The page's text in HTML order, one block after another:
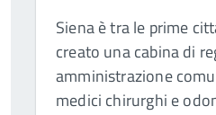
Siena è tra le prime
creato una cabina di
amministrazione
medici chirurghi e